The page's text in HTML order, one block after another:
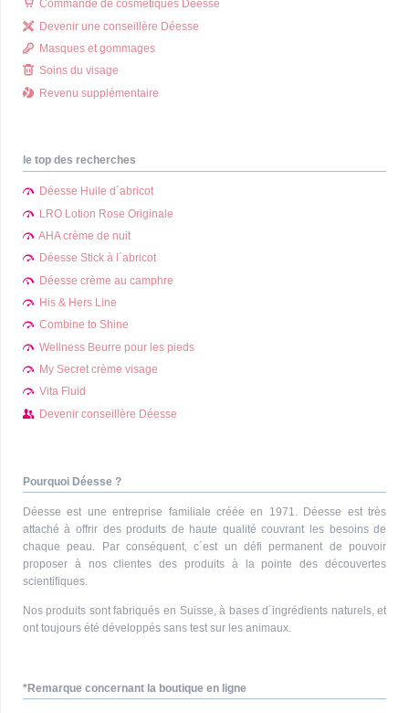
Commande de cosmétiques Déesse
Devenir une conseillère Déesse
Masques et gommages
Soins du visage
Revenu supplémentaire
le top des recherches
Déesse Huile d´abricot
LRO Lotion Rose Originale
AHA crème de nuit
Déesse Stick à l´abricot
Déesse crème au camphre
His & Hers Line
Combine to Shine
Wellness Beurre pour les pieds
My Secret crème visage
Vita Fluid
Devenir conseillère Déesse
Pourquoi Déesse ?
Déesse est une entreprise familiale créée en 1971. Déesse est très
attaché à offrir des produits de haute qualité couvrant les besoins de
chaque peau. Par conséquent, c´est un défi permanent de pouvoir
proposer à nos clientes des produits à la pointe des découvertes
scientifiques.
Nos produits sont fabriqués en Suisse, à bases d´ingrédients naturels, et
ont toujours été développés sans test sur les animaux.
*Remarque concernant la boutique en ligne